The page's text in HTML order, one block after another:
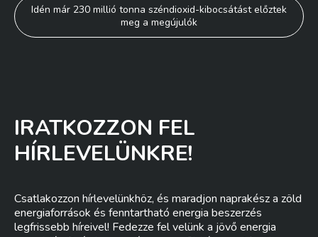
Idén már 230 millió tonna széndioxid-kibocsátást előztek
meg a megújulók
IRATKOZZON FEL
HÍRLEVELÜNKRE!
Csatlakozzon hírlevelünkhöz, és maradjon naprakész a zöld
energiaforrások és fenntartható energia beszerzés
legfrissebb híreivel! Fedezze fel velünk a jövő energia